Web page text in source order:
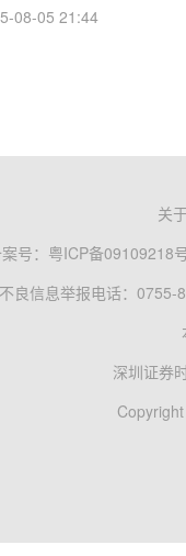
08-05 21:44
关
号： 粤ICP备09109218
良信息举报电话：0755-
深圳证券